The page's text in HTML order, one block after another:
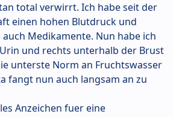
total verwirrt. Ich habe seit der
einen hohen Blutdruck und
Medikamente. Nun habe ich
und rechts unterhalb der Brust
unterste Norm an Fruchtswasser
fangt nun auch langsam an zu
Anzeichen fuer eine